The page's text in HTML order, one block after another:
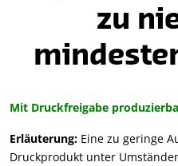
zu
Mit Druckfreigabe
Erläuterung: Eine zu geringe
Druckprodukt unter